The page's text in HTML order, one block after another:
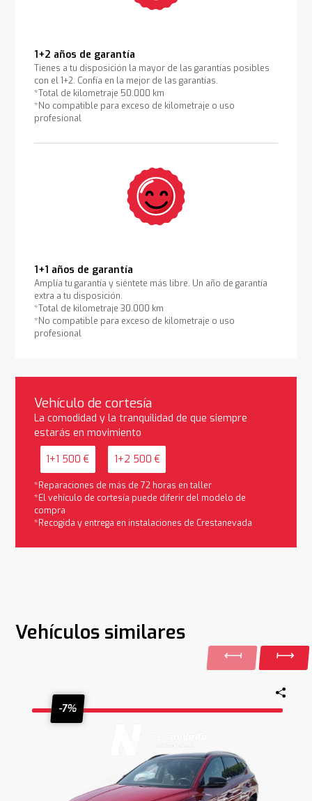
1+2 años de garantía
Tienes a tu disposición la mayor de las garantías posibles
con el 1+2. Confía en la mejor de las garantías.
*Total de kilometraje 50.000 km
*No compatible para exceso de kilometraje o uso
profesional
1+1 años de garantía
Amplía tu garantía y siéntete más libre. Un año de garantía
extra a tu disposición.
*Total de kilometraje 30.000 km
*No compatible para exceso de kilometraje o uso
profesional
Vehículo de cortesía
La comodidad y la tranquilidad de que siempre
estarás en movimiento
1+1 500 € 1+2 500 €
*Reparaciones de más de 72 horas en taller
*El vehículo de cortesía puede diferir del modelo de
compra
*Recogida y entrega en instalaciones de Crestanevada
Vehículos similares
-7%